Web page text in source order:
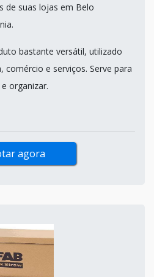
de suas lojas em Belo
bastante versátil, utilizado
comércio e serviços. Serve para
organizar.
agora